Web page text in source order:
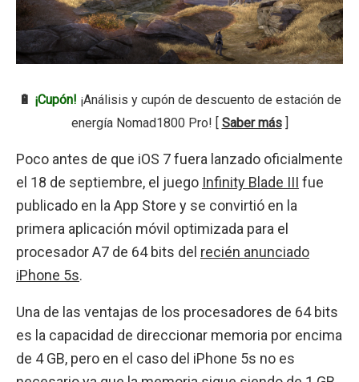
🔋 ¡Cupón! ¡Análisis y cupón de descuento de estación de
energía Nomad1800 Pro! [ Saber más]
Poco antes de que iOS 7 fuera lanzado oficialmente
el 18 de septiembre, el juego Infinity Blade III fue
publicado en la App Store y se convirtió en la
primera aplicación móvil optimizada para el
procesador A7 de 64 bits del recién anunciado
iPhone 5s.
Una de las ventajas de los procesadores de 64 bits
es la capacidad de direccionar memoria por encima
de 4 GB, pero en el caso del iPhone 5s no es